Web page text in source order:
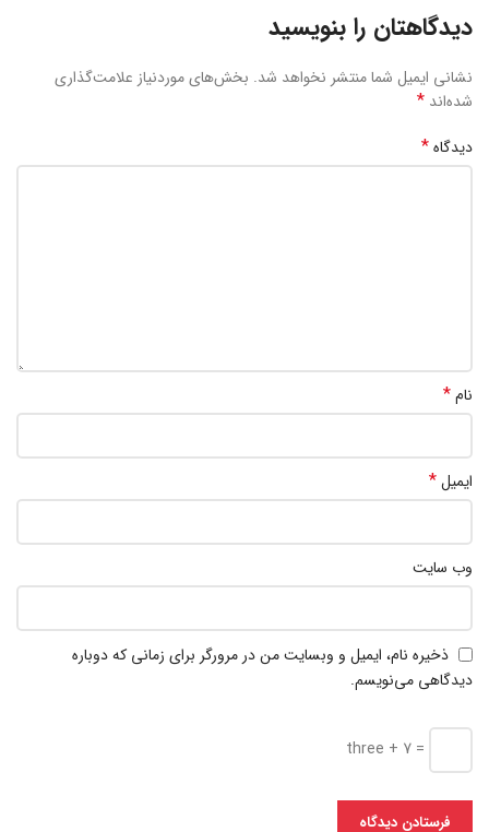
دیدگاهتان را بنویسید
نشانی ایمیل شما منتشر نخواهد شد. بخش‌های موردنیاز علامت‌گذاری
شده‌اند *
دیدگاه*
نام*
ایمیل*
وب‌ سایت
ذخیره نام، ایمیل و وبسایت من در مرورگر برای زمانی که دوباره
دیدگاهی می‌نویسم.
three + 7 =